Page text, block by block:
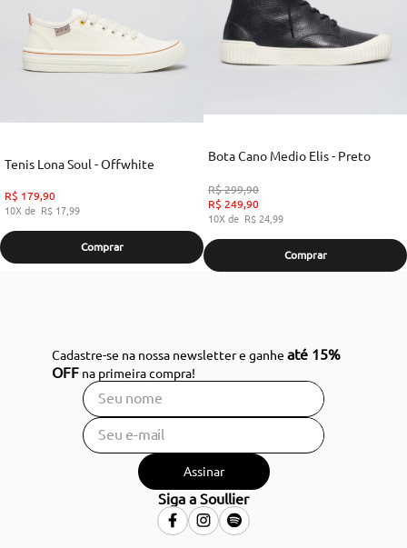
Tenis Lona Soul - Offwhite
R$ 179,90
10
R$ 17,99
Comprar
Bota Cano Medio Elis - Preto
R$299,90
R$ 249,90
10
R$ 24,99
Comprar
Cadastre-se na nossa newsletter e ganheaté 15%
OFF na primeira compra!
Assinar
Siga a Soullier